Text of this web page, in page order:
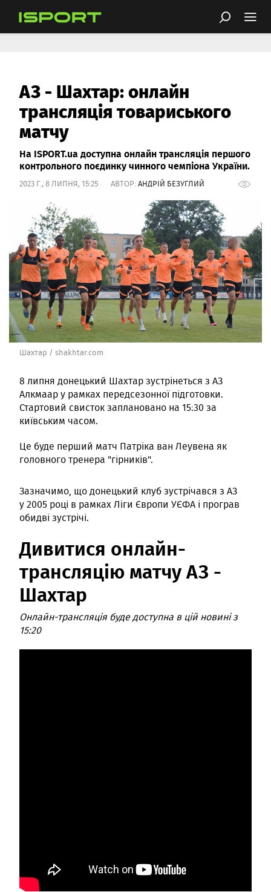
АЗ - Шахтар: онлайн
трансляція товариського
матчу
На ISPORT.ua доступна онлайн трансляція першого
контрольного поєдинку чинного чемпіона України.
2023 Г., 8 ЛИПНЯ, 15:25 АВТОР: АНДРІЙ БЕЗУГЛИЙ
Шахтар / shakhtar.com
8 липня донецький Шахтар зустрінеться з АЗ
Алкмаар у рамках передсезонної підготовки.
Стартовий свисток заплановано на 15:30 за
київським часом.
Це буде перший матч Патріка ван Леувена як
головного тренера "гірників".
Зазначимо, що донецький клуб зустрічався з АЗ
у 2005 році в рамках Ліги Європи УЄФА і програв
обидві зустрічі.
Дивитися онлайн-
трансляцію матчу АЗ -
Шахтар
Онлайн-трансляція буде доступна в цій новині з
15:20